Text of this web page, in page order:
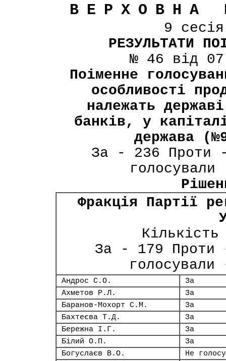
ВЕРХОВНА
9
РЕЗУЛЬТАТИ
№ 46 від
Поіменне
особливості
належать
банків, у
держава
За - 236 Проти
Фракція Партії
За - 179 Проти
Андрос С.О.
За
Ахметов Р.Л.
За
Баранов-Мохорт С.М.
За
Бахтеєва Т.Д.
За
Бережна І.Г.
За
Білий О.П.
За
Богуслаєв В.О.
Не